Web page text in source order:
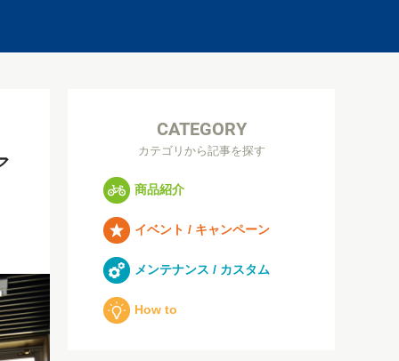
CATEGORY
カテゴリから記事を探す
商品紹介
イベント / キャンペーン
メンテナンス / カスタム
How to